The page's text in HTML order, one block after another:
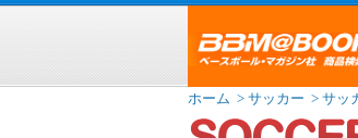
ホーム > サッカー > サッ